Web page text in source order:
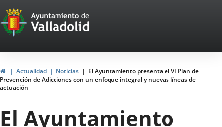
Portal
Web
del
Ayuntamiento
de
Valladolid
InicioActualidad Noticias
El Ayuntamiento presenta el VI Plan de
Prevención de Adicciones con un enfoque integral y nuevas líneas de
actuación
El Ayuntamiento